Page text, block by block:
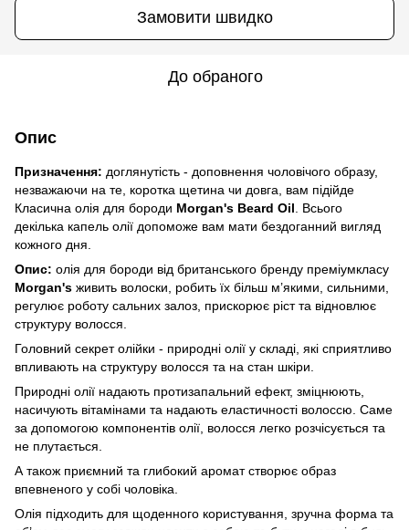
Замовити швидко
До обраного
Опис
Призначення: доглянутість - доповнення чоловічого образу,
незважаючи на те, коротка щетина чи довга, вам підійде
Класична олія для бороди Morgan's Beard Oil . Всього
декілька капель олії допоможе вам мати бездоганний вигляд
кожного дня.
Опис: олія для бороди від британського бренду преміумкласу
Morgan's живить волоски, робить їх більш м’якими, сильними,
регулює роботу сальних залоз, прискорює ріст та відновлює
структуру волосся.
Головний секрет олійки - природні олії у складі, які сприятливо
впливають на структуру волосся та на стан шкіри.
Природні олії надають протизапальний ефект, зміцнюють,
насичують вітамінами та надають еластичності волоссю. Саме
за допомогою компонентів олії, волосся легко розчісується та
не плутається.
А також приємний та глибокий аромат створює образ
впевненого у собі чоловіка.
Олія підходить для щоденного користування, зручна форма та